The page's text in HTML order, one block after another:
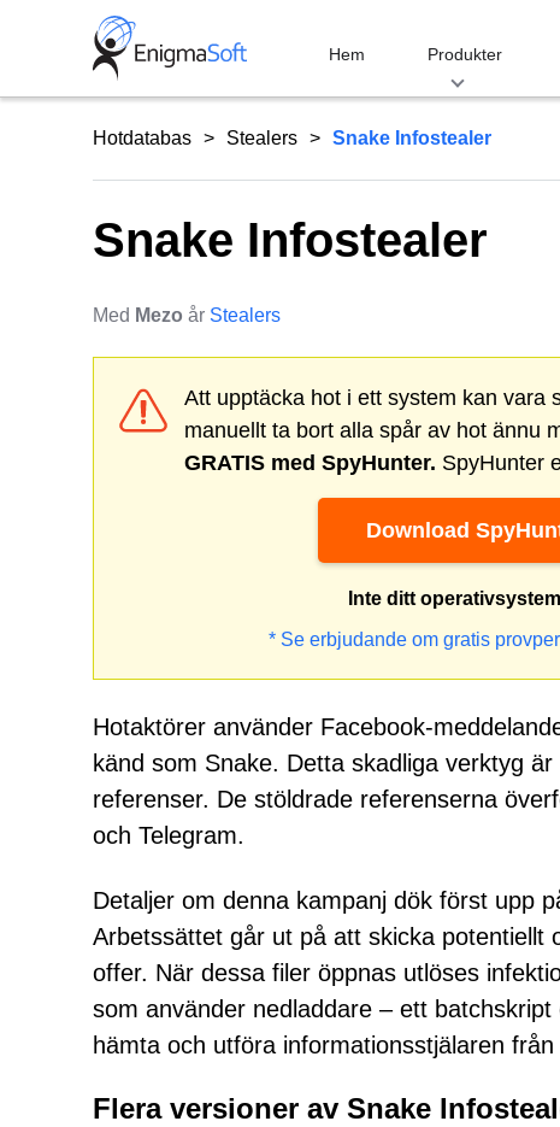
Hem Produkter
Hotdatabas Stealers Snake Infostealer
Snake Infostealer
Med Mezo år Stealers
Att upptäcka hot i ett system kan vara
manuellt ta bort alla spår av hot ännu
GRATIS med SpyHunter. SpyHunter
Download
Inte ditt
* Se erbjudande om gratis
Hotaktörer använder Facebook-
känd som Snake. Detta skadliga verktyg
referenser. De stöldrade referenserna
och Telegram.
Detaljer om denna kampanj dök först upp
Arbetssättet går ut på att skicka potentiellt
offer. När dessa filer öppnas utlöses
som använder nedladdare – ett
hämta och utföra informationsstjälaren
Flera versioner av Snake